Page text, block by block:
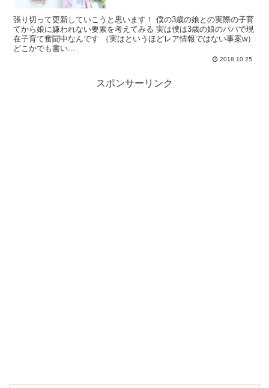
張り切って更新していこうと思います！ 僕の3歳の娘との実際の子育
てから娘に嫌われない要素を考えてみる 実は僕は3歳の娘のパパで現
在子育て奮闘中なんです （実はというほどレア情報ではない事案w）
どこかでも書い...
2018.10.25
スポンサーリンク